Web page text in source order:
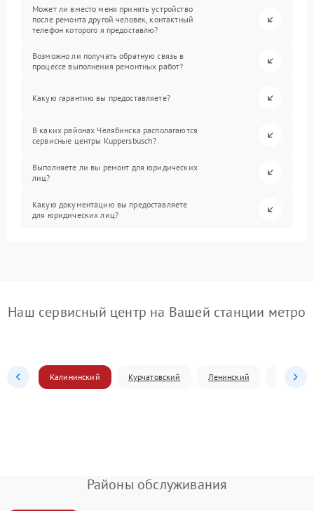
Может ли вместо меня принять устройство
после ремонта другой человек, контактный
телефон которого я предоставлю?
Возможно ли получать обратную связь в
процессе выполнения ремонтных работ?
Какую гарантию вы предоставляете?
В каких районах Челябинска располагаются
сервисные центры Kuppersbusch?
Выполняете ли вы ремонт для юридических
лиц?
Какую документацию вы предоставляете
для юридических лиц?
Наш сервисный центр на Вашей станции метро
Калининский Курчатовский Ленинский
Районы обслуживания